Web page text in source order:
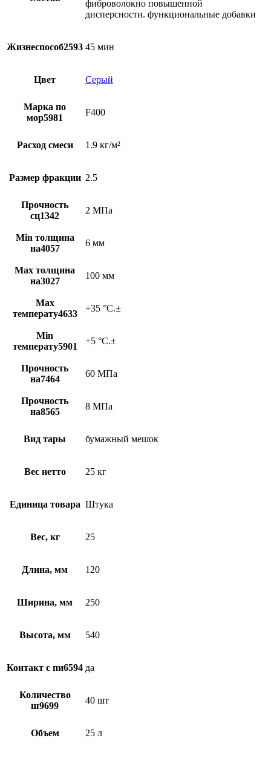
фиброволокно повышенной
дисперсности. функциональные добавки
Жизнеспособ2593 45 мин
Цвет Серый
Марка по
мор5981
F400
Расход смеси 1.9 кг/м²
Размер фракции 2.5
Прочность
сц1342
2 МПа
Min толщина
на4057
6 мм
Max толщина
на3027
100 мм
Max
температу4633
+35 °C.±
Min
температу5901
+5 °C.±
Прочность
на7464
60 МПа
Прочность
на8565
8 МПа
Вид тары бумажный мешок
Вес нетто 25 кг
Единица товара Штука
Вес, кг 25
Длина, мм 120
Ширина, мм 250
Высота, мм 540
Контакт с пи6594 да
Количество
ш9699
40 шт
Объем 25 л